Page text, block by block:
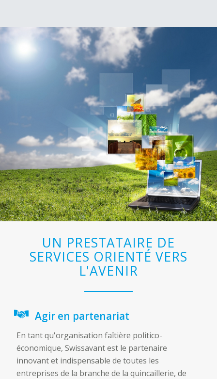
UN PRESTATAIRE DE
SERVICES ORIENTÉ VERS
L'AVENIR
Agir en partenariat
En tant qu'organisation faîtière politico-
économique, Swissavant est le partenaire
innovant et indispensable de toutes les
entreprises de la branche de la quincaillerie, de